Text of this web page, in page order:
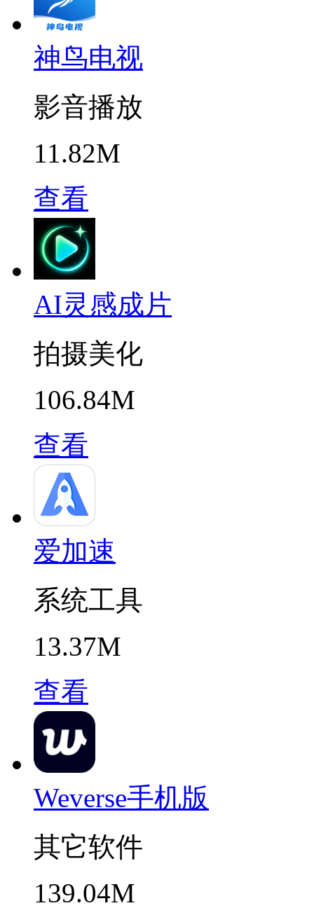
神鸟电视
影音播放
11.82M
查看
AI灵感成片
拍摄美化
106.84M
查看
爱加速
系统工具
13.37M
查看
Weverse手机版
其它软件
139.04M